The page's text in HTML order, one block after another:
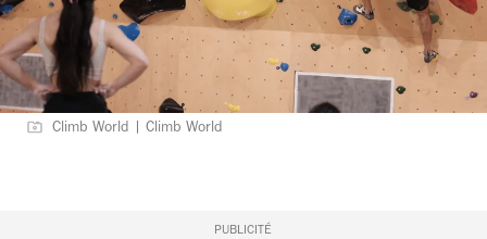
Climb World | Climb World
PUBLICITÉ